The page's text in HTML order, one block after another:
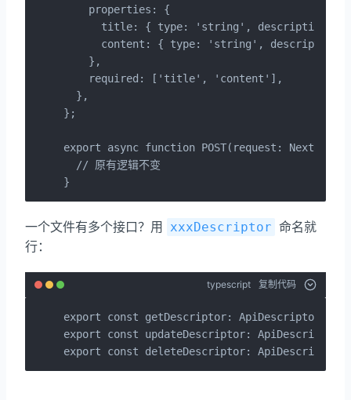
    properties: {
title: { type: 'string', description: '
content: { type: 'string', description:
    },
    required: ['title', 'content'],
  },
};
export async function POST(request:
  // 原有逻辑不变
}
一个文件有多个接口？用 xxxDescriptor 命名就
行：
typescript 复制代码
export const getDescriptor: ApiDescriptor =
export const updateDescriptor:
export const deleteDescriptor: ApiDescriptor